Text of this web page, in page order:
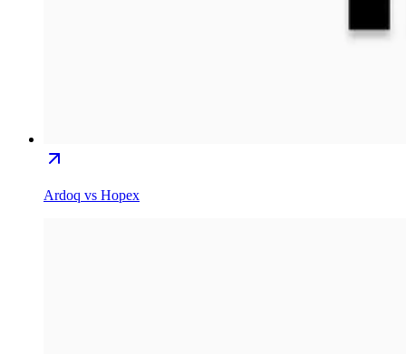
Ardoq vs Hopex